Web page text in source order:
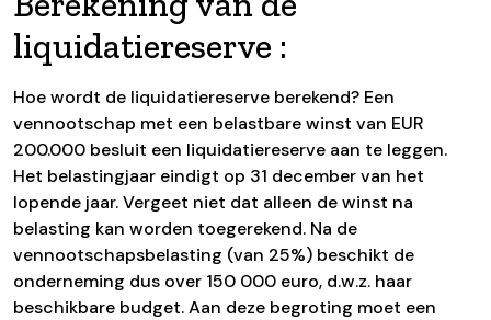
liquidatiereserve :
Hoe wordt de liquidatiereserve berekend? Een
vennootschap met een belastbare winst van EUR
200.000 besluit een liquidatiereserve aan te leggen.
Het belastingjaar eindigt op 31 december van het
lopende jaar. Vergeet niet dat alleen de winst na
belasting kan worden toegerekend. Na de
vennootschapsbelasting (van 25%) beschikt de
onderneming dus over 150 000 euro, d.w.z. haar
beschikbare budget. Aan deze begroting moet een